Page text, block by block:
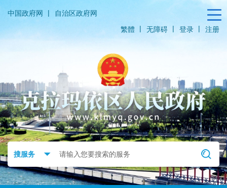
中国政府网 |
自治区政府网
繁體
| 无障碍 | 登录 | 注册